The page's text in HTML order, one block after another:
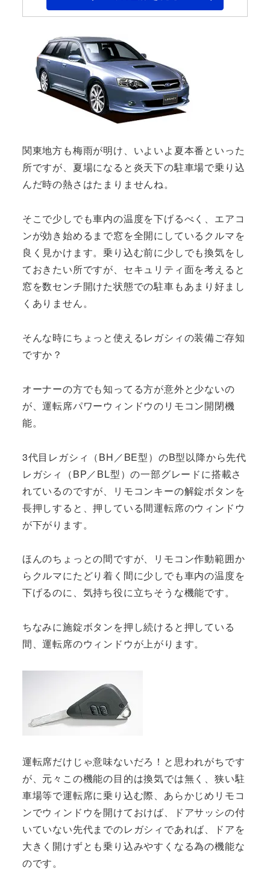
関東地方も梅雨が明け、いよいよ夏本番といった
所ですが、夏場になると炎天下の駐車場で乗り込
んだ時の熱さはたまりませんね。
そこで少しでも車内の温度を下げるべく、エアコ
ンが効き始めるまで窓を全開にしているクルマを
良く見かけます。乗り込む前に少しでも換気をし
ておきたい所ですが、セキュリティ面を考えると
窓を数センチ開けた状態での駐車もあまり好まし
くありません。
そんな時にちょっと使えるレガシィの装備ご存知
ですか？
オーナーの方でも知ってる方が意外と少ないの
が、運転席パワーウィンドウのリモコン開閉機
能。
3代目レガシィ（BH／BE型）のB型以降から先代
レガシィ（BP／BL型）の一部グレードに搭載さ
れているのですが、リモコンキーの解錠ボタンを
長押しすると、押している間運転席のウィンドウ
が下がります。
ほんのちょっとの間ですが、リモコン作動範囲か
らクルマにたどり着く間に少しでも車内の温度を
下げるのに、気持ち役に立ちそうな機能です。
ちなみに施錠ボタンを押し続けると押している
間、運転席のウィンドウが上がります。
運転席だけじゃ意味ないだろ！と思われがちです
が、元々この機能の目的は換気では無く、狭い駐
車場等で運転席に乗り込む際、あらかじめリモコ
ンでウィンドウを開けておけば、ドアサッシの付
いていない先代までのレガシィであれば、ドアを
大きく開けずとも乗り込みやすくなる為の機能な
のです。